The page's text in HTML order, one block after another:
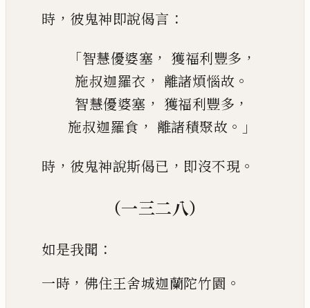
時 ， 彼鬼神即說偈言 ：
「智慧優婆塞 ， 獲福利豐多 ，
施叔迦羅衣 ， 離諸煩惱故 。
智慧優婆塞 ， 獲福利豐多 ，
施叔迦羅食 ， 離諸積聚故 。」
時 ， 彼鬼神說斯偈已 ， 即沒不現 。
（一三二八）
如是我聞 ：
一時 ， 佛住王舍城迦蘭陀竹園 。